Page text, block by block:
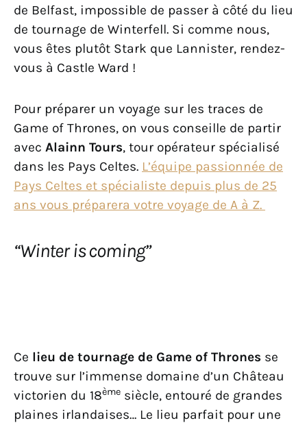
de Belfast, impossible de passer à côté du lieu
de tournage de Winterfell. Si comme nous,
vous êtes plutôt Stark que Lannister, rendez-
vous à Castle Ward !
Pour préparer un voyage sur les traces de
Game of Thrones, on vous conseille de partir
avec Alainn Tours, tour opérateur spécialisé
dans les Pays Celtes. L’équipe passionnée de
Pays Celtes et spécialiste depuis plus de 25
ans vous préparera votre voyage de A à Z.
“Winter is coming”
Ce lieu de tournage de Game of Thrones se
trouve sur l’immense domaine d’un Château
victorien du 18ème siècle, entouré de grandes
plaines irlandaises… Le lieu parfait pour une